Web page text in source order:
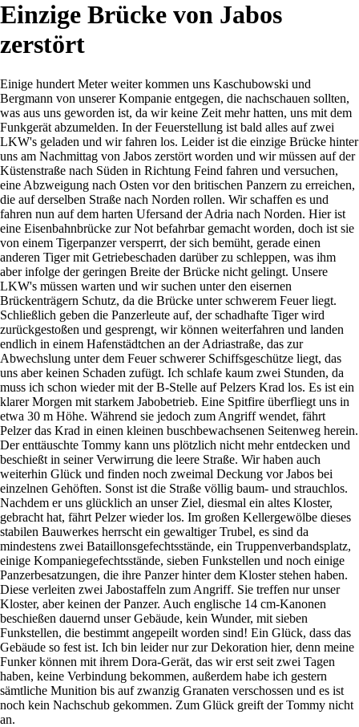
Einzige Brücke von Jabos
zerstört
Einige hundert Meter weiter kommen uns Kaschubowski und
Bergmann von unserer Kompanie entgegen, die nachschauen sollten,
was aus uns geworden ist, da wir keine Zeit mehr hatten, uns mit dem
Funkgerät abzumelden. In der Feuerstellung ist bald alles auf zwei
LKW's geladen und wir fahren los. Leider ist die einzige Brücke hinter
uns am Nachmittag von Jabos zerstört worden und wir müssen auf der
Küstenstraße nach Süden in Richtung Feind fahren und versuchen,
eine Abzweigung nach Osten vor den britischen Panzern zu erreichen,
die auf derselben Straße nach Norden rollen. Wir schaffen es und
fahren nun auf dem harten Ufersand der Adria nach Norden. Hier ist
eine Eisenbahnbrücke zur Not befahrbar gemacht worden, doch ist sie
von einem Tigerpanzer versperrt, der sich bemüht, gerade einen
anderen Tiger mit Getriebeschaden darüber zu schleppen, was ihm
aber infolge der geringen Breite der Brücke nicht gelingt. Unsere
LKW's müssen warten und wir suchen unter den eisernen
Brückenträgern Schutz, da die Brücke unter schwerem Feuer liegt.
Schließlich geben die Panzerleute auf, der schadhafte Tiger wird
zurückgestoßen und gesprengt, wir können weiterfahren und landen
endlich in einem Hafenstädtchen an der Adriastraße, das zur
Abwechslung unter dem Feuer schwerer Schiffsgeschütze liegt, das
uns aber keinen Schaden zufügt. Ich schlafe kaum zwei Stunden, da
muss ich schon wieder mit der B-Stelle auf Pelzers Krad los. Es ist ein
klarer Morgen mit starkem Jabobetrieb. Eine Spitfire überfliegt uns in
etwa 30 m Höhe. Während sie jedoch zum Angriff wendet, fährt
Pelzer das Krad in einen kleinen buschbewachsenen Seitenweg herein.
Der enttäuschte Tommy kann uns plötzlich nicht mehr entdecken und
beschießt in seiner Verwirrung die leere Straße. Wir haben auch
weiterhin Glück und finden noch zweimal Deckung vor Jabos bei
einzelnen Gehöften. Sonst ist die Straße völlig baum- und strauchlos.
Nachdem er uns glücklich an unser Ziel, diesmal ein altes Kloster,
gebracht hat, fährt Pelzer wieder los. Im großen Kellergewölbe dieses
stabilen Bauwerkes herrscht ein gewaltiger Trubel, es sind da
mindestens zwei Bataillonsgefechtsstände, ein Truppenverbandsplatz,
einige Kompaniegefechtsstände, sieben Funkstellen und noch einige
Panzerbesatzungen, die ihre Panzer hinter dem Kloster stehen haben.
Diese verleiten zwei Jabostaffeln zum Angriff. Sie treffen nur unser
Kloster, aber keinen der Panzer. Auch englische 14 cm-Kanonen
beschießen dauernd unser Gebäude, kein Wunder, mit sieben
Funkstellen, die bestimmt angepeilt worden sind! Ein Glück, dass das
Gebäude so fest ist. Ich bin leider nur zur Dekoration hier, denn meine
Funker können mit ihrem Dora-Gerät, das wir erst seit zwei Tagen
haben, keine Verbindung bekommen, außerdem habe ich gestern
sämtliche Munition bis auf zwanzig Granaten verschossen und es ist
noch kein Nachschub gekommen. Zum Glück greift der Tommy nicht
an.